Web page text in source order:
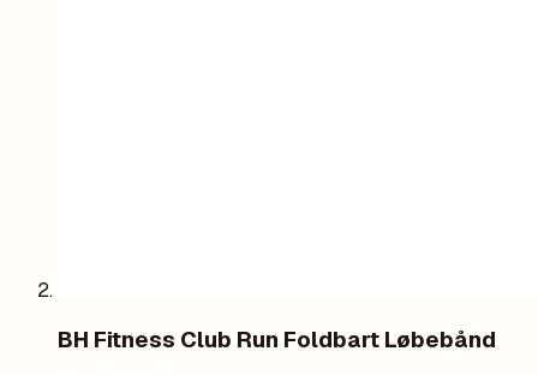
BH Fitness Club Run Foldbart Løbebånd